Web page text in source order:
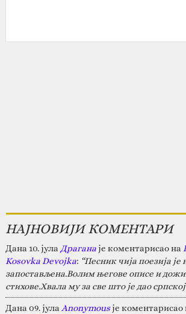
НАЈНОВИЈИ КОМЕНТАРИ
Дана 10. јула Драганаје коментарисао на
Kosovka Devojka: “Песник чија поезија
запостављена.Волим његове описе и
стихове.Хвала му за све што је дао
Дана 09. јула Anonymousје коментарисао